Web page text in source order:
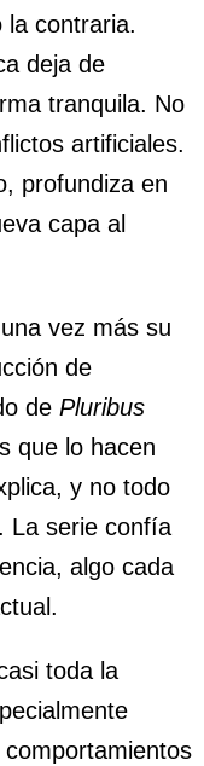
la contraria.
deja de
tranquila. No
artificiales.
profundiza en
capa al
vez más su
de
de Pluribus
que lo hacen
y no todo
La serie confía
algo cada
toda la